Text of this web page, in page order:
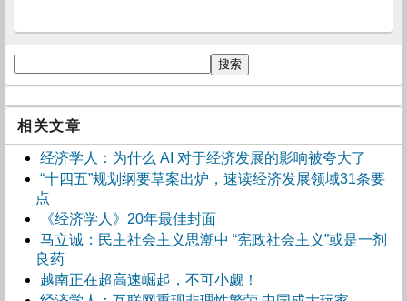
相关文章
经济学人：为什么 AI 对于经济发展的影响被夸大了
“十四五”规划纲要草案出炉，速读经济发展领域31条要
点
《经济学人》20年最佳封面
马立诚：民主社会主义思潮中 “宪政社会主义”或是一剂
良药
越南正在超高速崛起，不可小觑！